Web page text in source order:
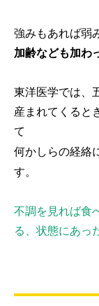
強みもあれば弱
加齢なども加わ
東洋医学では、
産まれてくると
て
何かしらの経絡
す。
不調を見れば食
る、状態にあっ